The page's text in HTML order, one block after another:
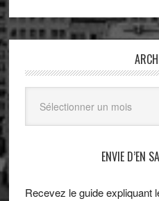
ENVIE D’EN
Recevez le guide expliquant